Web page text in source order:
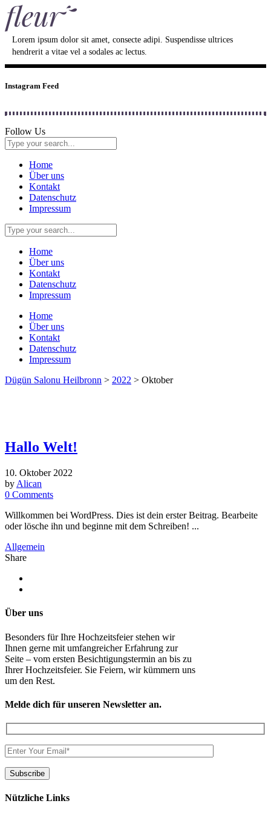
Lorem ipsum dolor sit amet, consecte adipi. Suspendisse ultrices
hendrerit a vitae vel a sodales ac lectus.
Instagram Feed
Follow Us
Home
Über uns
Kontakt
Datenschutz
Impressum
Home
Über uns
Kontakt
Datenschutz
Impressum
Home
Über uns
Kontakt
Datenschutz
Impressum
Dügün Salonu Heilbronn > 2022 > Oktober
Hallo Welt!
10. Oktober 2022
by Alican
0 Comments
Willkommen bei WordPress. Dies ist dein erster Beitrag. Bearbeite
oder lösche ihn und beginne mit dem Schreiben! ...
Allgemein
Share
Über uns
Besonders für Ihre Hochzeitsfeier stehen wir
Ihnen gerne mit umfangreicher Erfahrung zur
Seite – vom ersten Besichtigungstermin an bis zu
Ihrer Hochzeitsfeier. Sie Feiern, wir kümmern uns
um den Rest.
Melde dich für unseren Newsletter an.
Nützliche Links